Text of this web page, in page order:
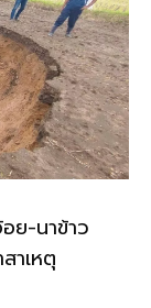
ย-นาข้าว
าเหตุ